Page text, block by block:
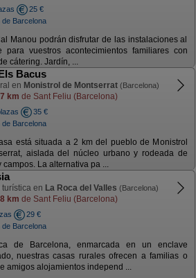
25 €
de Barcelona
Manou podrán disfrutar de las instalaciones al
para vuestros acontecimientos familiares con
cátering. Jardín, ...
Bacus
en Monistrol de Montserrat (Barcelona)
km de Sant Feliu (Barcelona)
35 €
de Barcelona
está situada a 2 km del pueblo de Monistrol
aislada del núcleo urbano y rodeada de
campos. La alternativa pa ...
en La Roca del Valles (Barcelona)
km de Sant Feliu (Barcelona)
29 €
de Barcelona
de Barcelona, enmarcada en un enclave
nuestras casas rurales ofrecen a familias o
amigos alojamientos independ ...